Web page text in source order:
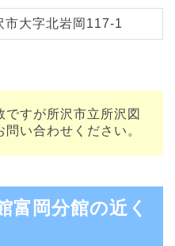
市大字北岩岡117-1
すが所沢市立所沢図
い合わせください。
富岡分館の近く